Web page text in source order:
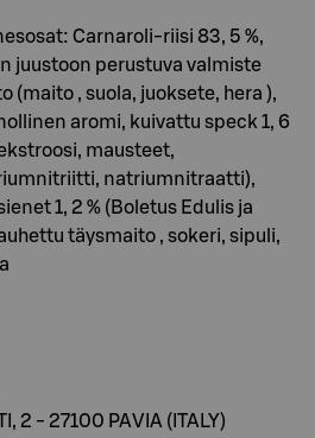
Carnaroli-riisi 83, 5 %,
juustoon perustuva valmiste
(maito , suola, juoksete, hera ),
aromi, kuivattu speck 1, 6
mausteet,
natriumnitraatti),
1, 2 % (Boletus Edulis ja
täysmaito , sokeri, sipuli,
2 - 27100 PAVIA (ITALY)